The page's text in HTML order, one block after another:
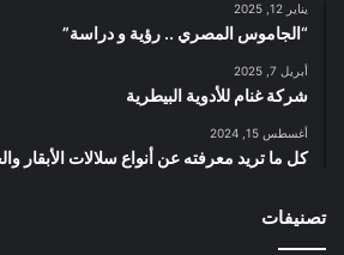
يناير 12, 2025
“الجاموس المصري .. رؤية و دراسة”
أبريل 7, 2025
شركة غنام للأدوية البيطرية
أغسطس 15, 2024
كل ما تريد معرفته عن أنواع سلالات الأبقار
تصنيفات